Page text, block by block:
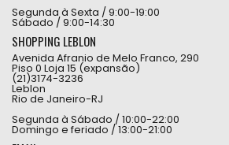
Segunda à Sexta / 9:00-19:00
Sábado / 9:00-14:30
SHOPPING LEBLON
Avenida Afranio de Melo Franco, 290
Piso 0 Loja 15 (expansão)
(21)3174-3236
Leblon
Rio de Janeiro-RJ
Segunda à Sábado / 10:00-22:00
Domingo e feriado / 13:00-21:00